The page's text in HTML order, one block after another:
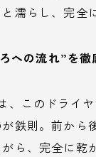
濡らし、完全
への流れ”を徹
、このドライ
鉄則。前か
ら、完全に